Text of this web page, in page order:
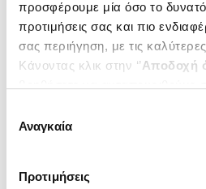
προσφέρουμε μία όσο το δυνατό
προτιμήσεις σας και πιο
σας περιήγηση, με τις
Κάνοντας κλικ στην ‘’Αποδοχή
ενδιαφέρουν και να επιλέξετε
΄΄και να
συγκατάθεσης
Αναγκαία
Προτιμήσεις